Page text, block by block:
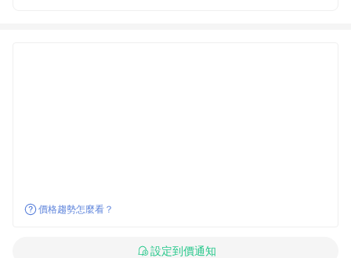
價格趨勢怎麼看？
設定到價通知